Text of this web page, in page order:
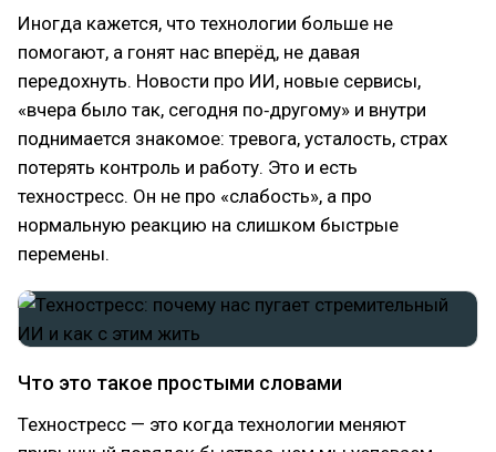
Иногда кажется, что технологии больше не
помогают, а гонят нас вперёд, не давая
передохнуть. Новости про ИИ, новые сервисы,
«вчера было так, сегодня по‑другому» и внутри
поднимается знакомое: тревога, усталость, страх
потерять контроль и работу. Это и есть
техностресс. Он не про «слабость», а про
нормальную реакцию на слишком быстрые
перемены.
Что это такое простыми словами
Техностресс — это когда технологии меняют